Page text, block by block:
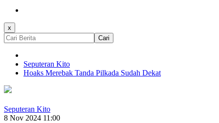
x
Cari
Seputeran Kito
Hoaks Merebak Tanda Pilkada Sudah Dekat
Seputeran Kito
8 Nov 2024 11:00